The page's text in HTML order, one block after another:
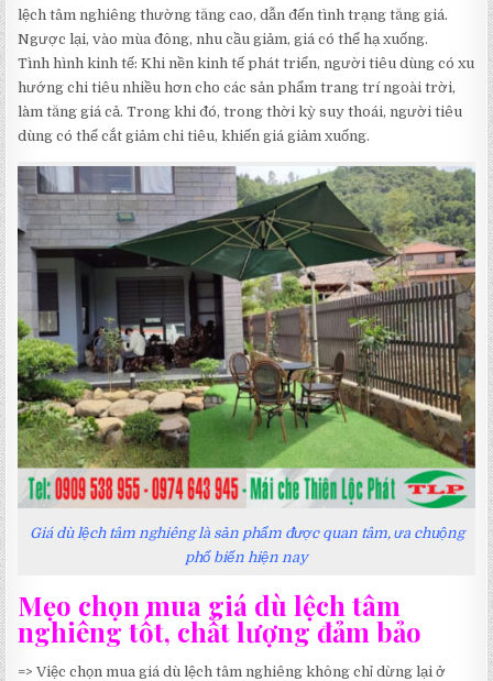
lệch tâm nghiêng thường tăng cao, dẫn đến tình trạng tăng giá.
Ngược lại, vào mùa đông, nhu cầu giảm, giá có thể hạ xuống.
Tình hình kinh tế: Khi nền kinh tế phát triển, người tiêu dùng có xu
hướng chi tiêu nhiều hơn cho các sản phẩm trang trí ngoài trời,
làm tăng giá cả. Trong khi đó, trong thời kỳ suy thoái, người tiêu
dùng có thể cắt giảm chi tiêu, khiến giá giảm xuống.
Giá dù lệch tâm nghiêng là sản phẩm được quan tâm, ưa chuộng
phổ biến hiện nay
Mẹo chọn mua giá dù lệch tâm
nghiêng tốt, chất lượng đảm bảo
=> Việc chọn mua giá dù lệch tâm nghiêng không chỉ dừng lại ở